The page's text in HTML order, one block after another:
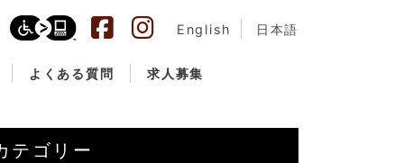
English 日本語
よくある質問 求人募集
テゴリー